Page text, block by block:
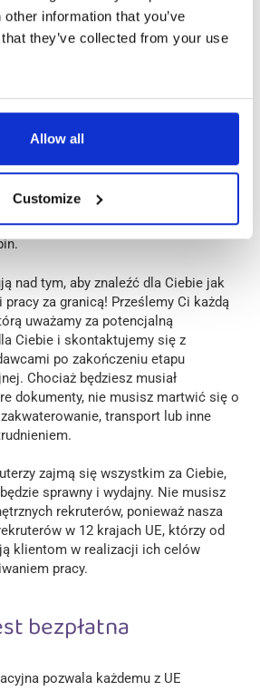
information that you’ve
they’ve collected from your use
Allow all
Customizestres i zapewnia
wszystkim kandydatom, którzy
nad tym, aby znaleźć dla Ciebie jak
za granicą! Prześlemy Ci każdą
uważamy za potencjalną
Ciebie i skontaktujemy się z
po zakończeniu etapu
Chociaż będziesz musiał
dokumenty, nie musisz martwić się o
transport lub inne
zajmą się wszystkim za Ciebie,
sprawny i wydajny. Nie musisz
rekruterów, ponieważ nasza
w 12 krajach UE, którzy od
klientom w realizacji ich celów
pracy.
bezpłatna
pozwala każdemu z UE